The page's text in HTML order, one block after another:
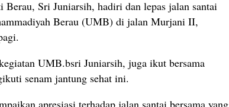
Berau, Sri Juniarsih, hadiri dan lepas jalan santai
Berau (UMB) di jalan Murjani II,
UMB.bsri Juniarsih, juga ikut bersama
senam jantung sehat ini.
apresiasi terhadap jalan santai bersama yang